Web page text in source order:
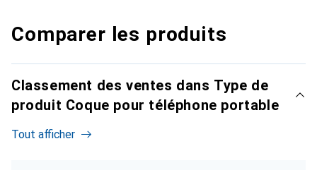
Comparer les produits
Classement des ventes dans Type de
produit Coque pour téléphone portable
Tout afficher